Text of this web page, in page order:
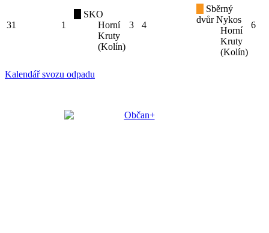
31 1
SKO
Horní
Kruty
(Kolín)
3 4
Sběrný
dvůr Nykos
Horní
Kruty
(Kolín)
6
Kalendář svozu odpadu